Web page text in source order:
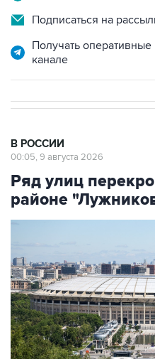
Подписаться на
Получать
канале
В РОССИИ
00:05, 9 августа 2026
Ряд улиц
районе